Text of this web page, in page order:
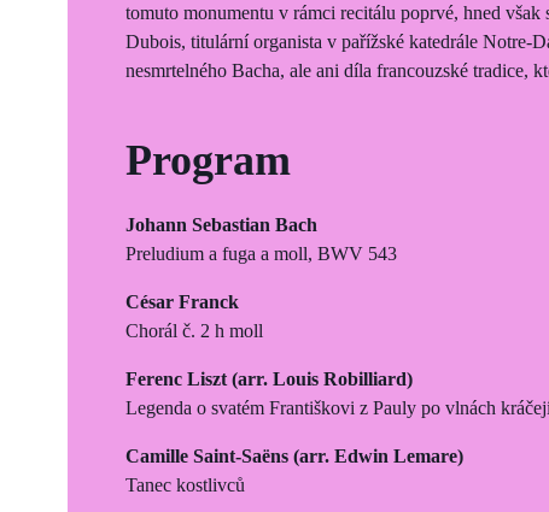
tomuto monumentu v rámci recitálu poprvé, hned
Dubois, titulární organista v pařížské katedrále Notre-
nesmrtelného Bacha, ale ani díla francouzské tradice,
Program
Johann Sebastian Bach
Preludium a fuga a moll, BWV 543
César Franck
Chorál č. 2 h moll
Ferenc Liszt (arr. Louis Robilliard)
Legenda o svatém Františkovi z Pauly po vlnách
Camille Saint-Saëns (arr. Edwin Lemare)
Tanec kostlivců